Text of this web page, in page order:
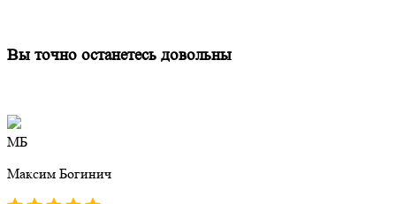
Вы точно останетесь довольны
МБ
Максим Богинич